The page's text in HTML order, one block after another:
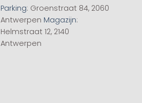
Parking: Groenstraat 84, 2060
Antwerpen Magazijn:
Helmstraat 12, 2140
Antwerpen